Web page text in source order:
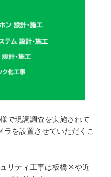
で現調調査を実施されて
ラを設置させていただくこ
リティ工事は板橋区や近